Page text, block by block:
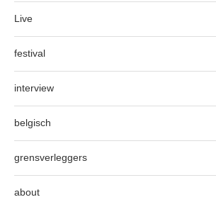
Live
festival
interview
belgisch
grensverleggers
about